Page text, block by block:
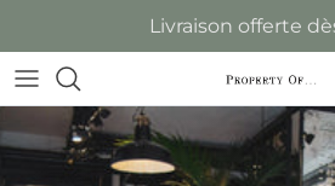
Livraison offerte